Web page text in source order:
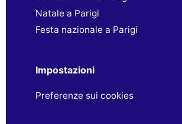
Natale a Parigi
Festa nazionale a Parigi
Impostazioni
Preferenze sui cookies